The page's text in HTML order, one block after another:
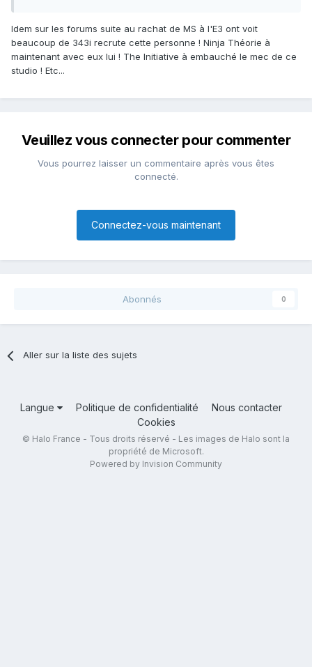
Idem sur les forums suite au rachat de MS à l'E3 ont voit
beaucoup de 343i recrute cette personne ! Ninja Théorie à
maintenant avec eux lui ! The Initiative à embauché le mec de ce
studio ! Etc...
Veuillez vous connecter pour commenter
Vous pourrez laisser un commentaire après vous êtes
connecté.
Connectez-vous maintenant
Abonnés 0
Aller sur la liste des sujets
Langue Politique de confidentialité
Nous contacter
Cookies
© Halo France - Tous droits réservé - Les images de Halo sont la
propriété de Microsoft.
Powered by Invision Community